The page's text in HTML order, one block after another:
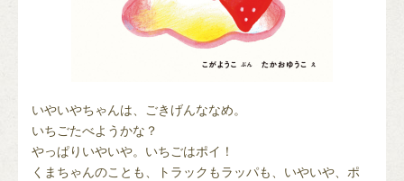
いやいやちゃんは、ごきげんななめ。
いちごたべようかな？
やっぱりいやいや。いちごはポイ！
くまちゃんのことも、トラックもラッパも、いやいや、ポ